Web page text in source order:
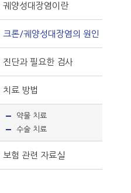
궤양성대장염이란
크론/궤양성대장염의 원인
진단과 필요한 검사
치료 방법
약물 치료
수술 치료
보험 관련 자료실